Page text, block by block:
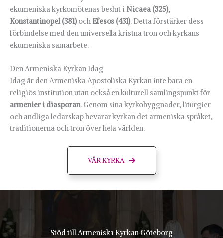
ekumeniska kyrkomötenas beslut i Nicaea (325),
Konstantinopel (381) och Efesos (431). Detta förstärker dess
förbindelse med den universella kristna tron och kyrkans
ekumeniska samarbete.
Den Armeniska Kyrkan Idag
Idag är den Armeniska Apostoliska Kyrkan inte bara en
religiös institution utan också en kulturell samlingspunkt för
armenier i diasporan. Genom sina kyrkobyggnader, liturgier
och andliga ledarskap bevarar kyrkan det armeniska språket,
traditionerna och tron över hela världen.
VÅR KYRKA
Stöd till Armeniska Kyrkan Göteborg